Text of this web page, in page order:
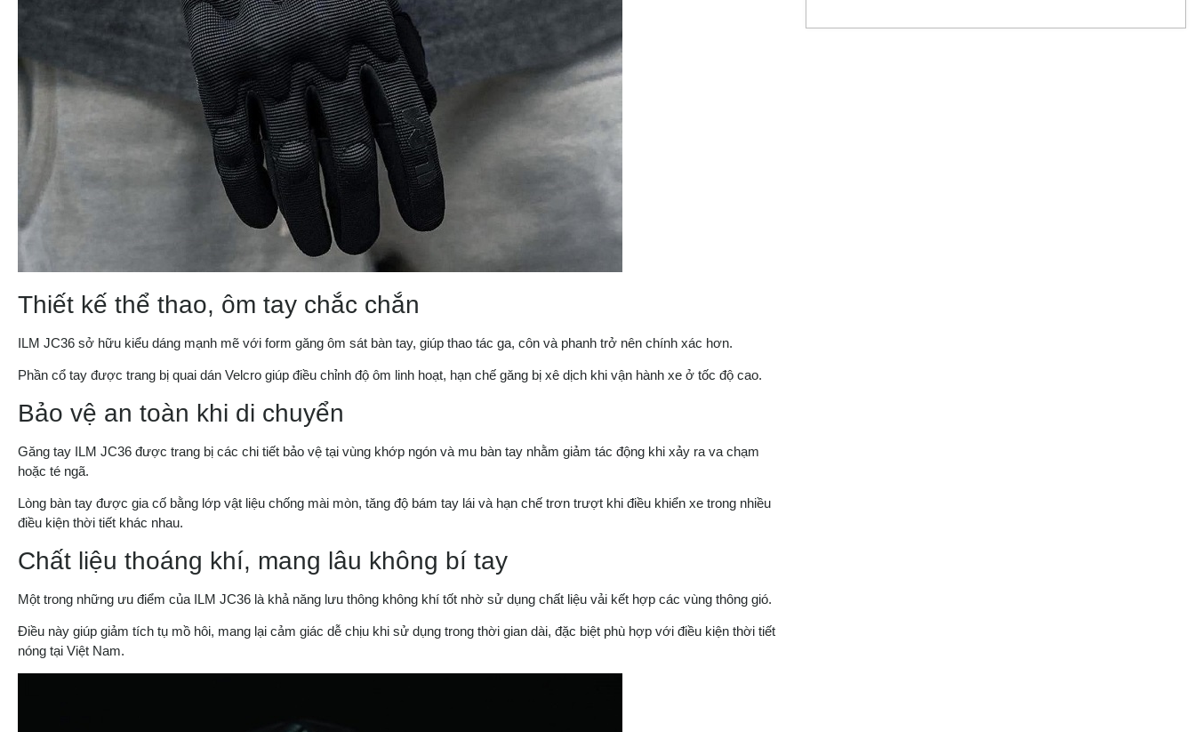
Thiết kế thể thao, ôm tay chắc chắn
ILM JC36 sở hữu kiểu dáng mạnh mẽ với form găng ôm sát bàn tay, giúp thao tác ga, côn và phanh trở nên chính xác hơn.
Phần cổ tay được trang bị quai dán Velcro giúp điều chỉnh độ ôm linh hoạt, hạn chế găng bị xê dịch khi vận hành xe ở tốc độ cao.
Bảo vệ an toàn khi di chuyển
Găng tay ILM JC36 được trang bị các chi tiết bảo vệ tại vùng khớp ngón và mu bàn tay nhằm giảm tác động khi xảy ra va chạm
hoặc té ngã.
Lòng bàn tay được gia cố bằng lớp vật liệu chống mài mòn, tăng độ bám tay lái và hạn chế trơn trượt khi điều khiển xe trong nhiều
điều kiện thời tiết khác nhau.
Chất liệu thoáng khí, mang lâu không bí tay
Một trong những ưu điểm của ILM JC36 là khả năng lưu thông không khí tốt nhờ sử dụng chất liệu vải kết hợp các vùng thông gió.
Điều này giúp giảm tích tụ mồ hôi, mang lại cảm giác dễ chịu khi sử dụng trong thời gian dài, đặc biệt phù hợp với điều kiện thời tiết
nóng tại Việt Nam.